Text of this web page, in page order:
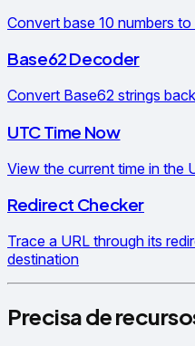
Convert base 10 numbers
Base62 Decoder
Convert Base62 strings
UTC Time Now
View the current time in the
Redirect Checker
Trace a URL through its
destination
Precisa de